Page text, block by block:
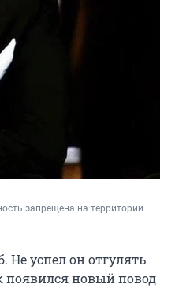
запрещена на территории
Не успел он отгулять
появился новый повод